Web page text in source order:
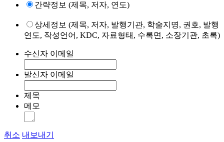
간략정보 (제목, 저자, 연도)
상세정보 (제목, 저자, 발행기관, 학술지명, 권호, 발행
연도, 작성언어, KDC, 자료형태, 수록면, 소장기관, 초록)
수신자 이메일
발신자 이메일
제목
메모
취소 내보내기